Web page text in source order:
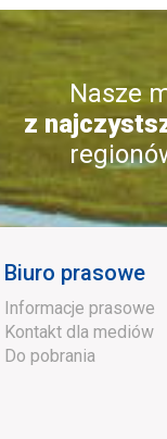
Nasze
z
Biuro prasowe
Informacje prasowe
Kontakt dla mediów
Do pobrania